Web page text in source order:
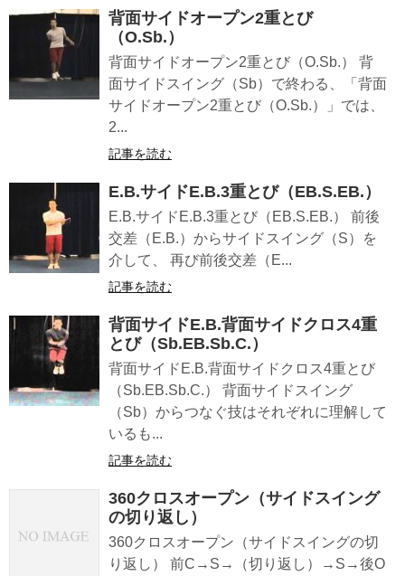
背面サイドオープン2重とび
（O.Sb.）
背面サイドオープン2重とび（O.Sb.） 背
面サイドスイング（Sb）で終わる、「背面
サイドオープン2重とび（O.Sb.）」では、
2...
記事を読む
E.B.サイドE.B.3重とび（EB.S.EB.）
E.B.サイドE.B.3重とび（EB.S.EB.） 前後
交差（E.B.）からサイドスイング（S）を
介して、 再び前後交差（E...
記事を読む
背面サイドE.B.背面サイドクロス4重
とび（Sb.EB.Sb.C.）
背面サイドE.B.背面サイドクロス4重とび
（Sb.EB.Sb.C.） 背面サイドスイング
（Sb）からつなぐ技はそれぞれに理解して
いるも...
記事を読む
360クロスオープン（サイドスイング
の切り返し）
360クロスオープン（サイドスイングの切
り返し） 前C→S→（切り返し）→S→後O